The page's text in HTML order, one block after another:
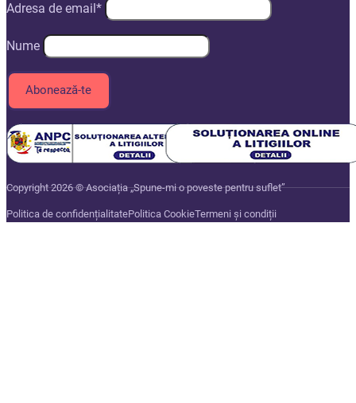
Adresa de email*
Nume
Copyright 2026 © Asociația „Spune-mi o poveste pentru suflet”
Politica de confidențialitatePolitica CookieTermeni și condiții